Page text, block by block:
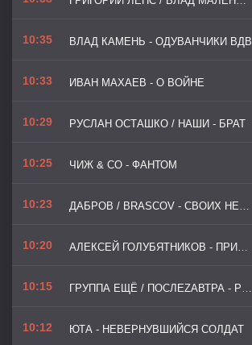
10:35 ВЛАД КАМЕНЬ - ОДУВАНЧИКИ ВДВ
10:33 ИВАН МАХАЕВ - О ВОЙНЕ
10:29 РУСЛАН ОСТАШКО / НАШИ - БРАТ
10:25 ЧИЖ & CO - ФАНТОМ
10:23 ДАБРОВ / BRASCOV - СВОИХ НЕ БРОСАЮТ
10:20 АЛЕКСЕЙ ГОЛУБЯТНИКОВ - ПРИГРАНИЧЬЕ
10:15 ГРУППА ЕЩЁ / ПОСЛЕZАВТРА - РЖЕВ
10:12 ЮТА - НЕВЕРНУВШИЙСЯ СОЛДАТ